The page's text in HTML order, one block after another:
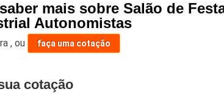
mais sobre Salão de
Autonomistas
,ou faça uma cotação
cotação